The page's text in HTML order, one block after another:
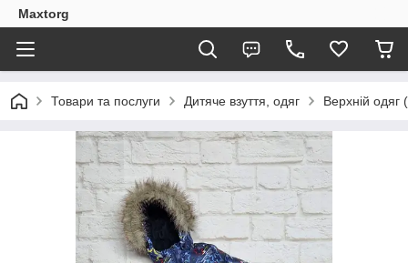
Maxtorg
Товари та послуги Дитяче взуття, одяг Верхній одяг